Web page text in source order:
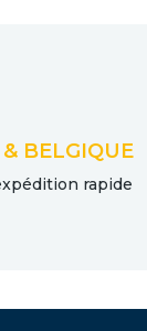
BELGIQUE
rapide